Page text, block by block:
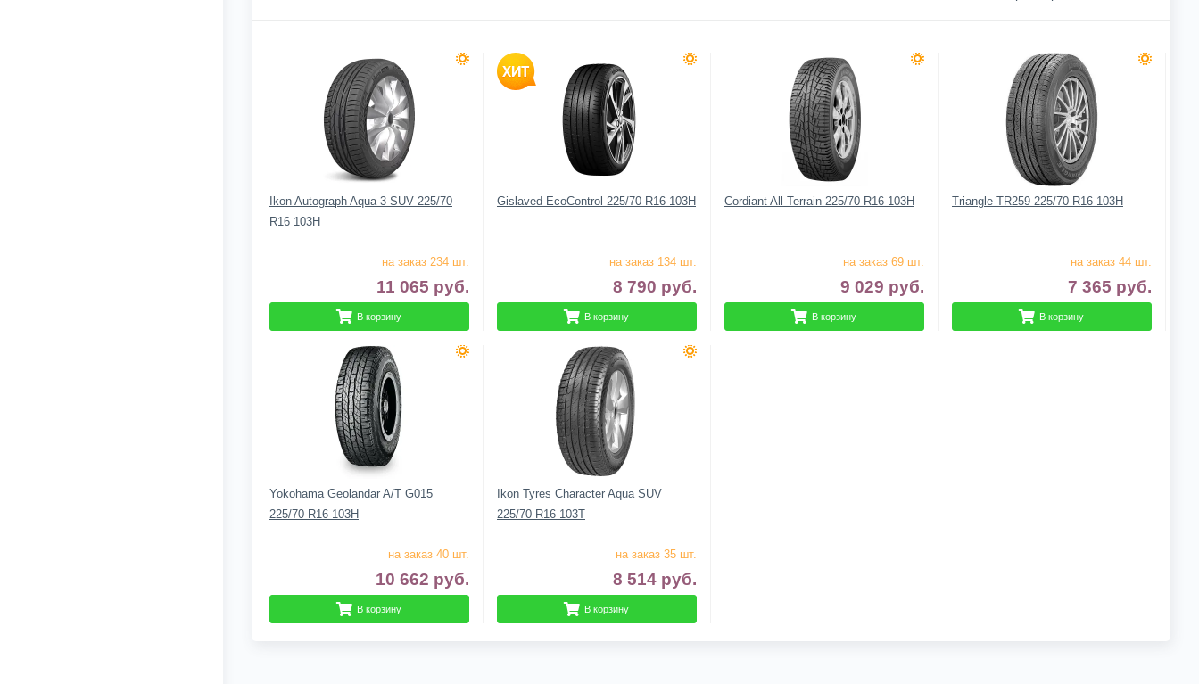
Ikon Autograph Aqua 3 SUV 225/70
R16 103H
на заказ 234 шт.
11 065 руб.
В корзину
Gislaved EcoControl 225/70 R16 103H
на заказ 134 шт.
8 790 руб.
В корзину
Cordiant All Terrain 225/70 R16 103H
на заказ 69 шт.
9 029 руб.
В корзину
Triangle TR259 225/70 R16 103H
на заказ 44 шт.
7 365 руб.
В корзину
Yokohama Geolandar A/T G015
225/70 R16 103H
на заказ 40 шт.
10 662 руб.
В корзину
Ikon Tyres Character Aqua SUV
225/70 R16 103T
на заказ 35 шт.
8 514 руб.
В корзину